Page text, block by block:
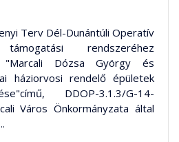
Terv Dél-Dunántúli Operatív
rendszeréhez
"Marcali Dózsa György és
háziorvosi rendelő épületek
DDOP-3.1.3/G-14-
Város Önkormányzata által